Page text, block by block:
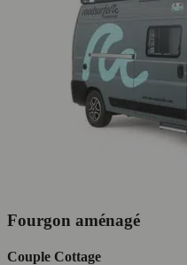
Fourgon aménagé
Couple Cottage